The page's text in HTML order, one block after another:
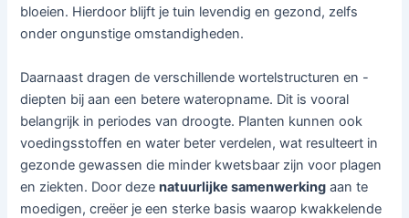
bloeien. Hierdoor blijft je tuin levendig en gezond, zelfs
onder ongunstige omstandigheden.
Daarnaast dragen de verschillende wortelstructuren en -
diepten bij aan een betere wateropname. Dit is vooral
belangrijk in periodes van droogte. Planten kunnen ook
voedingsstoffen en water beter verdelen, wat resulteert in
gezonde gewassen die minder kwetsbaar zijn voor plagen
en ziekten. Door dezenatuurlijke samenwerking aan te
moedigen, creëer je een sterke basis waarop kwakkelende